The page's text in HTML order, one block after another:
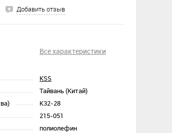
Добавить отзыв
Все характеристики
KSS
Тайвань (Китай)
K32-28
215-051
полиолефин